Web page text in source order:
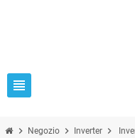
view_headline
chevron_right Negozio chevron_right Inverter chevron_right